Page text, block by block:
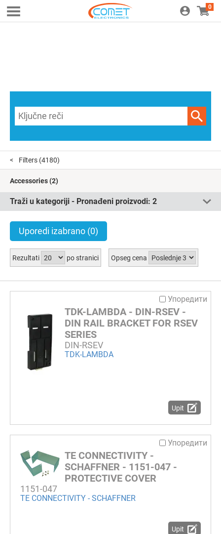
0
Filters (4180)
Accessories(2)
Traži u kategoriji - Pronađeni proizvodi: 2
Uporedi izabrano (0)
Rezultati po stranici Opseg cena
Упоредити
TDK-LAMBDA - DIN-RSEV -
DIN RAIL BRACKET FOR RSEV
SERIES
DIN-RSEV
TDK-LAMBDA
Upit
Упоредити
TE CONNECTIVITY -
SCHAFFNER - 1151-047 -
PROTECTIVE COVER
1151-047
TE CONNECTIVITY - SCHAFFNER
Upit